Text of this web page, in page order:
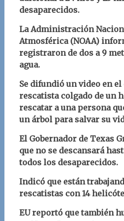
desaparecidos.
La Administración
Atmosférica (NOAA)
registraron de dos a 9
agua.
Se difundió un video en el
rescatista colgado de un
rescatar a una persona
un árbol para salvar su
El Gobernador de Texas
que no se descansará
todos los desaparecidos.
Indicó que están
rescatistas con 14
EU reportó que también